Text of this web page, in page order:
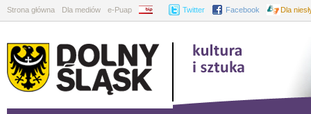
Strona główna Dla mediów e-Puap BIP Twitter Facebook Dla